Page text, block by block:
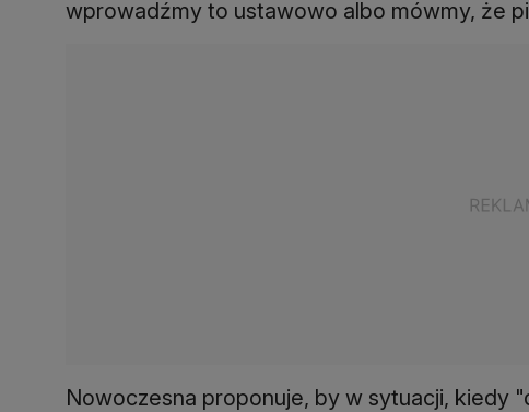
wprowadźmy to ustawowo albo mówmy, że
Nowoczesna proponuje, by w sytuacji, kiedy